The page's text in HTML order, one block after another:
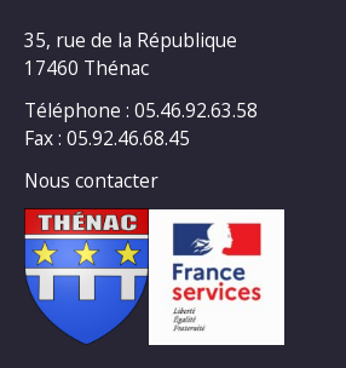
35, rue de la République
17460 Thénac
Téléphone : 05.46.92.63.58
Fax : 05.92.46.68.45
Nous contacter